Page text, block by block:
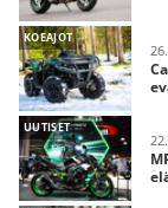
KOEAJOT
UUTISET